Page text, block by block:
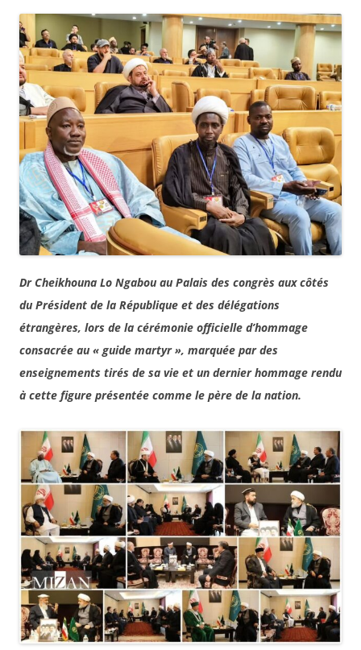
Dr Cheikhouna Lo Ngabou au Palais des congrès aux côtés
du Président de la République et des délégations
étrangères, lors de la cérémonie officielle d’hommage
consacrée au « guide martyr », marquée par des
enseignements tirés de sa vie et un dernier hommage rendu
à cette figure présentée comme le père de la nation.